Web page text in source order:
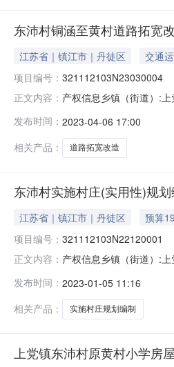
东沛村铜涵至黄村道路拓宽
江苏省｜镇江市｜丹徒区 交通
项目编号： 321112103N23030004
正文内容： 产权信息乡镇（街道）:
1.jpg农村产权交易项目
系
发布时间： 2023-04-06 17:00
相关产品：
道路拓宽改造
东沛村实施村庄(实用性)规
江苏省｜镇江市｜丹徒区
预算
项目编号： 321112103N22120001
正文内容： 产权信息乡镇（街道）:
目审查信息项目审查表：
发布时间： 2023-01-05 11:16
相关产品：
实施村庄规划编制
上党镇东沛村原黄村小学房